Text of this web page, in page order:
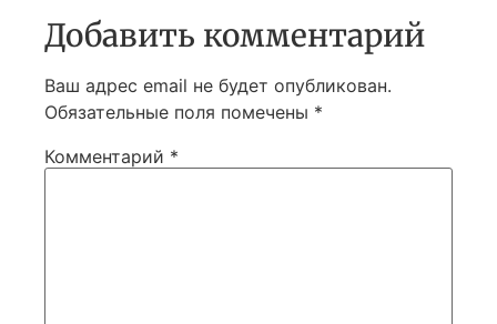
Добавить комментарий
Ваш адрес email не будет опубликован.
Обязательные поля помечены *
Комментарий *